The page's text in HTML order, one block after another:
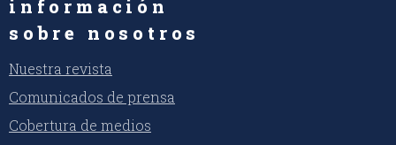
información
sobre nosotros
Nuestra revista
Comunicados de prensa
Cobertura de medios